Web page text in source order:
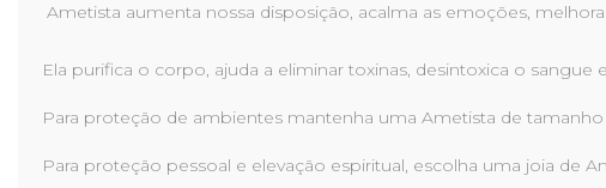
Ametista aumenta nossa disposição, acalma as emoções,
Ela purifica o corpo, ajuda a eliminar toxinas, desintoxica o
Para proteção de ambientes mantenha uma Ametista de
Para proteção pessoal e elevação espiritual, escolha uma joia de